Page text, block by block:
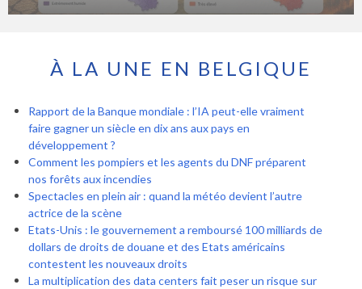
À LA UNE EN BELGIQUE
Rapport de la Banque mondiale : l’IA peut-elle vraiment
faire gagner un siècle en dix ans aux pays en
développement ?
Comment les pompiers et les agents du DNF préparent
nos forêts aux incendies
Spectacles en plein air : quand la météo devient l’autre
actrice de la scène
Etats-Unis : le gouvernement a remboursé 100 milliards de
dollars de droits de douane et des Etats américains
contestent les nouveaux droits
La multiplication des data centers fait peser un risque sur